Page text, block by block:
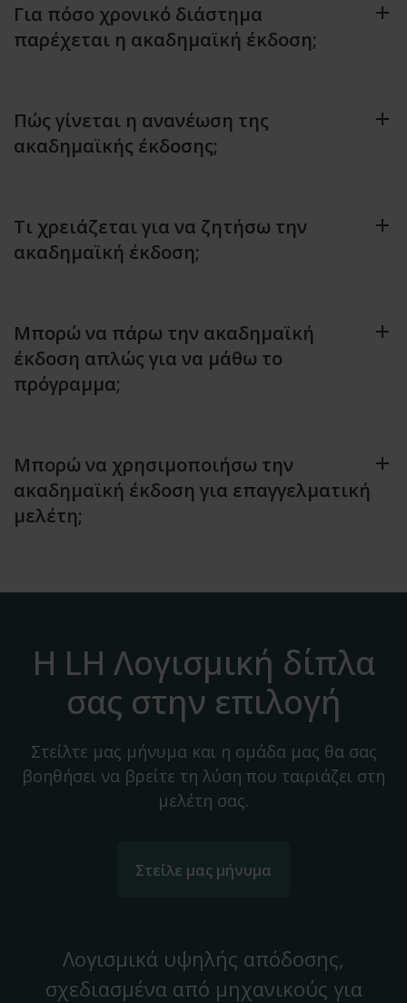
Για πόσο χρονικό διάστημα
παρέχεται η ακαδημαϊκή έκδοση;
Πώς γίνεται η ανανέωση της
ακαδημαϊκής έκδοσης;
Τι χρειάζεται για να ζητήσω την
ακαδημαϊκή έκδοση;
Μπορώ να πάρω την ακαδημαϊκή
έκδοση απλώς για να μάθω το
πρόγραμμα;
Μπορώ να χρησιμοποιήσω την
ακαδημαϊκή έκδοση για επαγγελματική
μελέτη;
Η LH Λογισμική δίπλα
σας στην επιλογή
Στείλτε μας μήνυμα και η ομάδα μας θα σας
βοηθήσει να βρείτε τη λύση που ταιριάζει στη
μελέτη σας.
Στείλε μας μήνυμα
Λογισμικά υψηλής απόδοσης,
σχεδιασμένα από μηχανικούς για